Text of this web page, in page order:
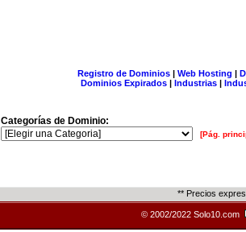
Registro de Dominios| Web Hosting |
Dominios Expirados | Industrias |
Categorías de Dominio:
[Pág.
** Precios
© 2002/2022 Solo10.com